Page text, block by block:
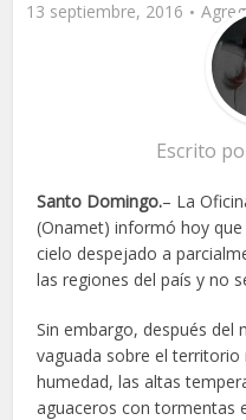
13 septiembre, 2016
Escrito
Santo Domingo.– La
(Onamet) informó hoy
cielo despejado a
las regiones del país y no
Sin embargo, después del
vaguada sobre el
humedad, las altas
aguaceros con tormentas